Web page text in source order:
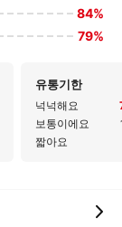
84%
79%
유통기한
넉넉해요
보통이에요
짧아요